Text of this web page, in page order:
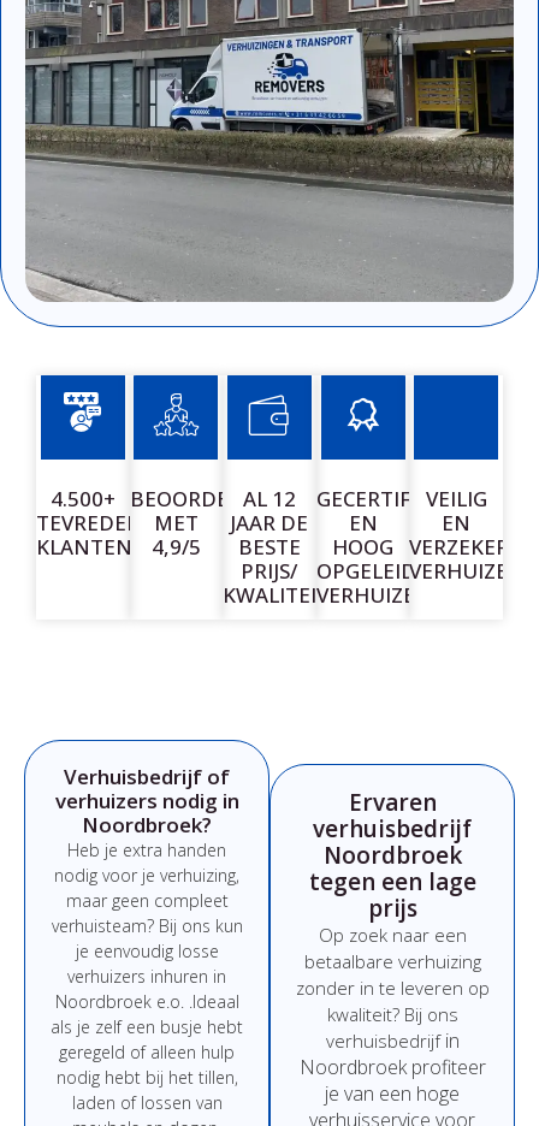
4.500+
TEVREDEN
KLANTEN
BEOORDEELD
MET
4,9/5
AL 12
JAAR DE
BESTE
PRIJS/
KWALITEIT
GECERTIFICEERDE
EN
HOOG
OPGELEIDE
VERHUIZERS
VEILIG
EN
VERZEKERD
VERHUIZEN
Verhuisbedrijf of
verhuizers nodig in
Noordbroek?
Heb je extra handen
nodig voor je verhuizing,
maar geen compleet
verhuisteam? Bij ons kun
je eenvoudig losse
verhuizers inhuren in
Noordbroek e.o.
Ideaal
als je zelf een busje hebt
geregeld of alleen hulp
nodig hebt bij het tillen,
laden of lossen van
Ervaren
verhuisbedrijf
Noordbroek
tegen een lage
prijs
Op zoek naar een
betaalbare verhuizing
zonder in te leveren op
kwaliteit? Bij ons
verhuisbedrijf in
Noordbroekprofiteer
je van een hoge
verhuisservice voor